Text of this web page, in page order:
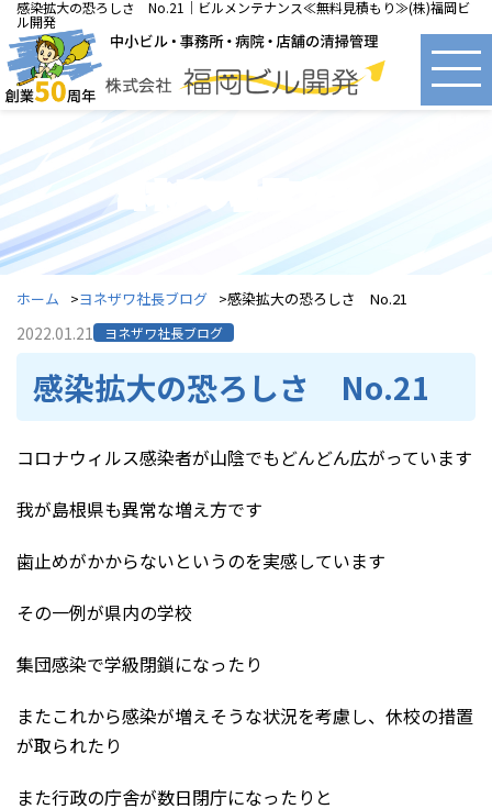
感染拡大の恐ろしさ No.21｜ビルメンテナンス≪無料見積もり≫(株)福岡ビ
ル開発
ヨネザワ社長ブログ
ホーム ヨネザワ社長ブログ 感染拡大の恐ろしさ No.21
2022.01.21 ヨネザワ社長ブログ
感染拡大の恐ろしさ No.21
コロナウィルス感染者が山陰でもどんどん広がっています
我が島根県も異常な増え方です
歯止めがかからないというのを実感しています
その一例が県内の学校
集団感染で学級閉鎖になったり
またこれから感染が増えそうな状況を考慮し、休校の措置
が取られたり
また行政の庁舎が数日閉庁になったりと